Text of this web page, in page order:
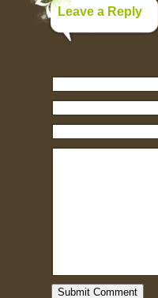
Leave a Reply